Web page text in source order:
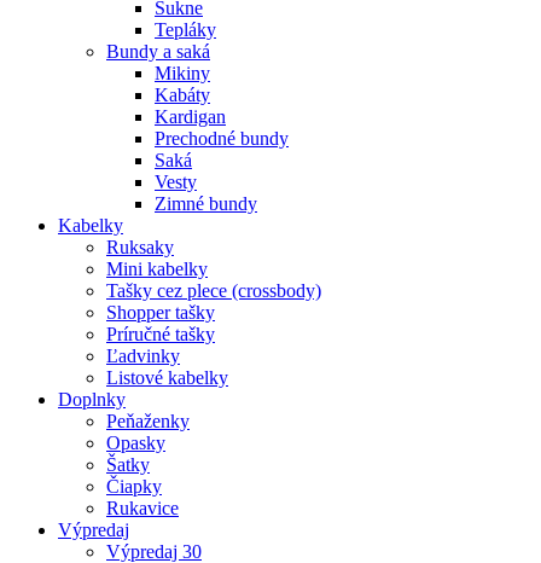
Sukne
Tepláky
Bundy a saká
Mikiny
Kabáty
Kardigan
Prechodné bundy
Saká
Vesty
Zimné bundy
Kabelky
Ruksaky
Mini kabelky
Tašky cez plece (crossbody)
Shopper tašky
Príručné tašky
Ľadvinky
Listové kabelky
Doplnky
Peňaženky
Opasky
Šatky
Čiapky
Rukavice
Výpredaj
Výpredaj 30